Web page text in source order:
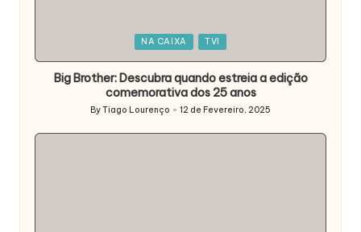
NA CAIXA TVI
Big Brother: Descubra quando estreia a edição
comemorativa dos 25 anos
Posted
ByTiago Lourenço 12 de Fevereiro, 2025